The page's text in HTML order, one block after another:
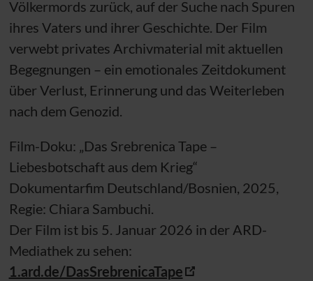
Völkermords zurück, auf der Suche nach Spuren
ihres Vaters und ihrer Geschichte. Der Film
verwebt privates Archivmaterial mit aktuellen
Begegnungen – ein emotionales Zeitdokument
über Verlust, Erinnerung und das Weiterleben
nach dem Genozid.
Film-Doku: „Das Srebrenica Tape –
Liebesbotschaft aus dem Krieg“
Dokumentarfim Deutschland/Bosnien, 2025,
Regie: Chiara Sambuchi.
Der Film ist bis 5. Januar 2026 in der ARD-
Mediathek zu sehen:
1.ard.de/DasSrebrenicaTape